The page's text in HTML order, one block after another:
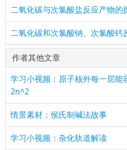
二氧化碳与次氯酸盐反应产物的
二氧化碳和次氯酸钠、次氯酸钙
作者其他文章
学习小视频：原子核外每一层能
2n^2
情景素材：侯氏制碱法故事
学习小视频：杂化轨道解读